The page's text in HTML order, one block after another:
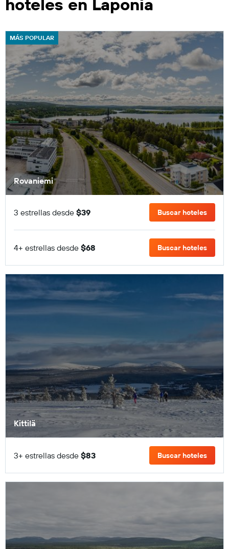
hoteles en Laponia
MÁS POPULAR
Rovaniemi
3 estrellas desde $39 Buscar hoteles
4+ estrellas desde $68 Buscar hoteles
Kittilä
3+ estrellas desde $83 Buscar hoteles